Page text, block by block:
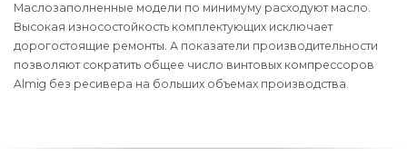
Маслозаполненные модели по минимуму расходуют масло.
Высокая износостойкость комплектующих исключает
дорогостоящие ремонты. А показатели производительности
позволяют сократить общее число винтовых компрессоров
Almig без ресивера на больших объемах производства.